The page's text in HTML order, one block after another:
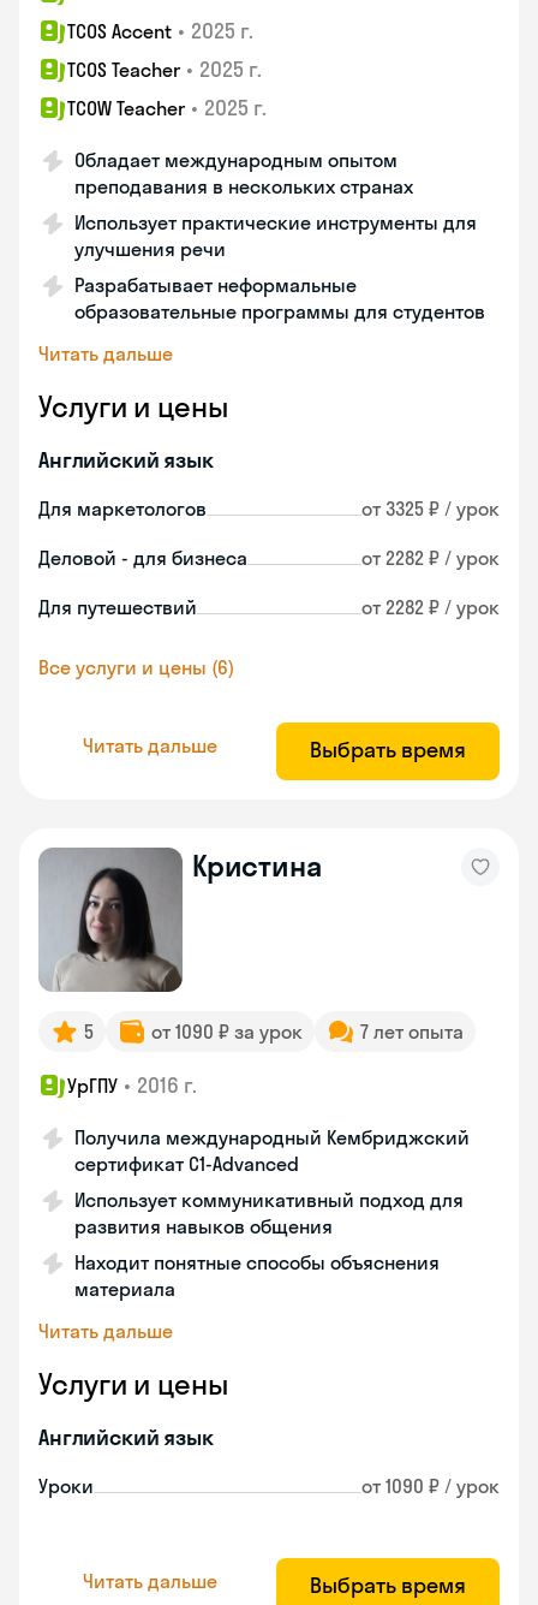
TCOS Accent • 2025 г.
TCOS Teacher • 2025 г.
TCOW Teacher • 2025 г.
Обладает международным опытом
преподавания в нескольких странах
Использует практические инструменты для
улучшения речи
Разрабатывает неформальные
образовательные программы для студентов
Читать дальше
Услуги и цены
Английский язык
Для маркетологов от 3325 ₽ / урок
Деловой - для бизнеса от 2282 ₽ / урок
Для путешествий от 2282 ₽ / урок
Все услуги и цены (6)
Читать дальше Выбрать время
Кристина
5 от 1090 ₽ за урок 7 лет опыта
УрГПУ • 2016 г.
Получила международный Кембриджский
сертификат С1-Advanced
Использует коммуникативный подход для
развития навыков общения
Находит понятные способы объяснения
материала
Читать дальше
Услуги и цены
Английский язык
Уроки от 1090 ₽ / урок
Читать дальше Выбрать время